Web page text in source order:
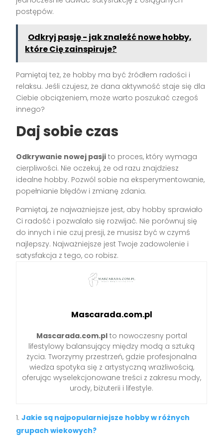
postępów.
Odkryj pasję - jak znaleźć nowe hobby,
które Cię zainspiruje?
Pamiętaj też, że hobby ma być źródłem radości i
relaksu. Jeśli czujesz, że dana aktywność staje się dla
Ciebie obciążeniem, może warto poszukać czegoś
innego?
Daj sobie czas
Odkrywanie nowej pasji to proces, który wymaga
cierpliwości. Nie oczekuj, że od razu znajdziesz
idealne hobby. Pozwól sobie na eksperymentowanie,
popełnianie błędów i zmianę zdania.
Pamiętaj, że najważniejsze jest, aby hobby sprawiało
Ci radość i pozwalało się rozwijać. Nie porównuj się
do innych i nie czuj presji, że musisz być w czymś
najlepszy. Najważniejsze jest Twoje zadowolenie i
satysfakcja z tego, co robisz.
Mascarada.com.pl
Mascarada.com.plto nowoczesny portal
lifestylowy balansujący między modą a sztuką
życia. Tworzymy przestrzeń, gdzie profesjonalna
wiedza spotyka się z artystyczną wrażliwością,
oferując wyselekcjonowane treści z zakresu mody,
urody, biżuterii i lifestyle.
Jakie są najpopularniejsze hobby w różnych
grupach wiekowych?